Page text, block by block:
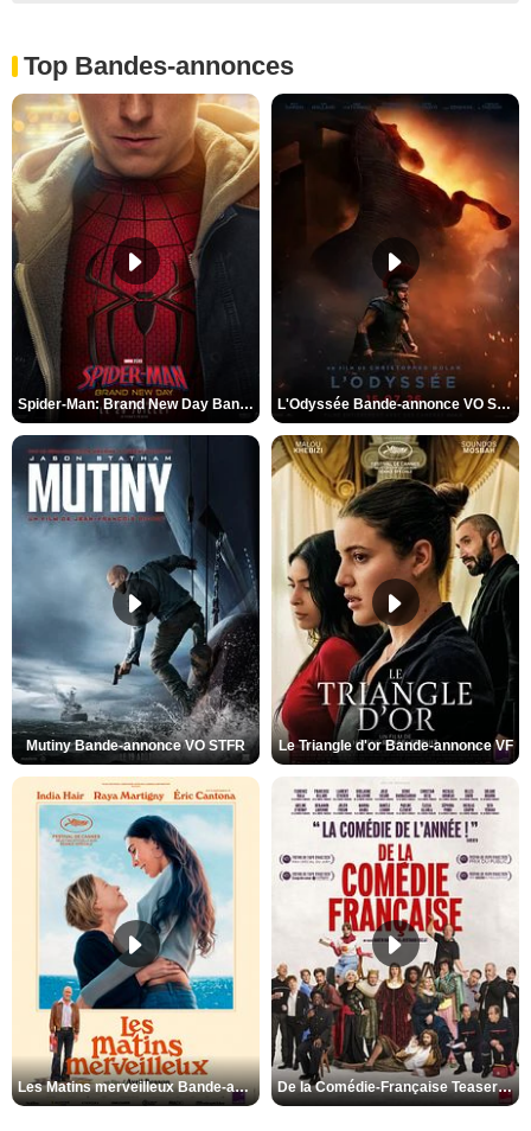
Top Bandes-annonces
Spider-Man: Brand New Day Bande-annonce VO STFR L'Odyssée Bande-annonce VO STFR
Mutiny Bande-annonce VO STFR Le Triangle d'or Bande-annonce VF
Les Matins merveilleux Bande-annonce VF De la Comédie-Française Teaser VF